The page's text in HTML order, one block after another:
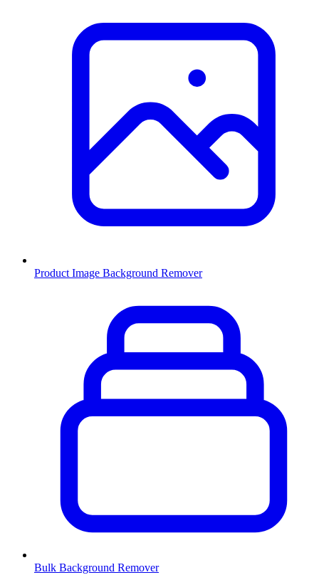
Product Image Background Remover
Bulk Background Remover